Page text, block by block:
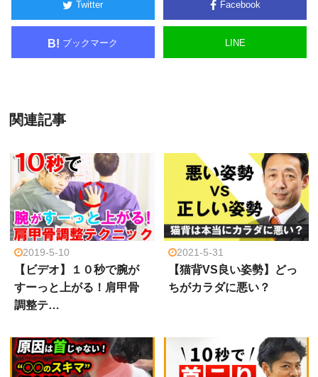
Twitter Facebook
B! ブックマーク LINE
関連記事
2019-5-10
【ビデオ】１０秒で腕が
すーっと上がる！肩甲骨
調整テ…
2021-5-31
【猫背VS良い姿勢】どっ
ちがカラダに悪い？